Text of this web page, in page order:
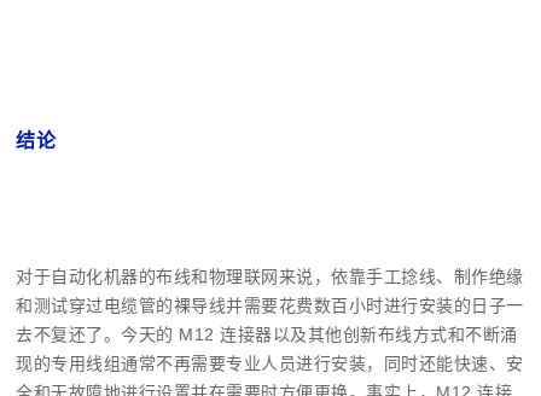
结论
对于自动化机器的布线和物理联网来说，依靠手工捻线、制作绝缘
和测试穿过电缆管的裸导线并需要花费数百小时进行安装的日子一
去不复还了。今天的 M12 连接器以及其他创新布线方式和不断涌
现的专用线组通常不再需要专业人员进行安装，同时还能快速、安
全和无故障地进行设置并在需要时方便更换。事实上，M12 连接